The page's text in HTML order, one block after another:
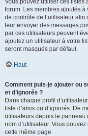
Vous pouvez utiliser ces listes
forum. Les membres ajoutés à
de contrôle de l’utilisateur
leur envoyer des messages
par ces utilisateurs peuvent
ajoutez un utilisateur à votre
seront masqués par défaut.
Haut
Comment puis-je ajouter ou
et d’ignorés ?
Dans chaque profil
liste d’amis ou d’ignorés. De
utilisateurs depuis le panneau
nom d’utilisateur. Vous
cette même page.